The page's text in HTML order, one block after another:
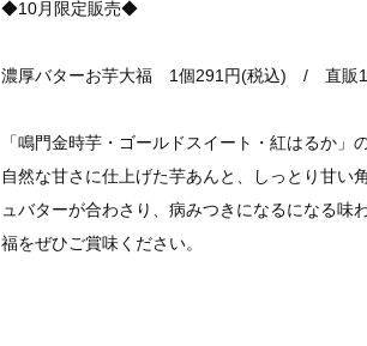
◆10月限定販売◆
濃厚バターお芋大福 1個291円(税込) / 直販
「鳴門金時芋・ゴールドスイート・紅はるか」
自然な甘さに仕上げた芋あんと、しっとり甘い
ュバターが合わさり、病みつきになるになる
福をぜひご賞味ください。